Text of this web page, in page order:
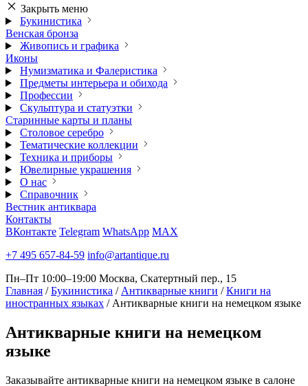
Закрыть меню
Букинистика
Венская бронза
Живопись и графика
Иконы
Нумизматика и Фалеристика
Предметы интерьера и обихода
Профессии
Скульптура и статуэтки
Старинные карты и планы
Столовое серебро
Тематические коллекции
Техника и приборы
Ювелирные украшения
О нас
Справочник
Вестник антиквара
Контакты
ВКонтакте Telegram WhatsApp MAX
+7 495 657-84-59 info@artantique.ru
Пн–Пт 10:00–19:00 Москва, Скатертный пер., 15
Главная / Букинистика / Антикварные книги / Книги на
иностранных языках / Антикварные книги на немецком языке
Антикварные книги на немецком
языке
Заказывайте антикварные книги на немецком языке в салоне